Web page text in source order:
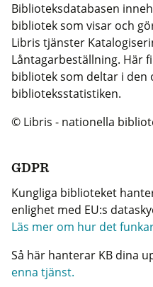
Biblioteksdatabasen
bibliotek som visar och
Libris tjänster
Låntagarbeställning. Här
bibliotek som deltar i den
biblioteksstatistiken.
© Libris - nationella
GDPR
Kungliga biblioteket
enlighet med EU:s
Läs mer om hur det
Så här hanterar KB dina
enna tjänst.